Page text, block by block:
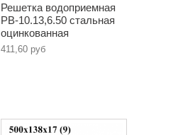
Решетка водоприемная
РВ-10.13,6.50 стальная
оцинкованная
411,60 руб